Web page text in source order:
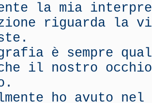
la mia
riguarda la
è sempre
il nostro
ho avuto